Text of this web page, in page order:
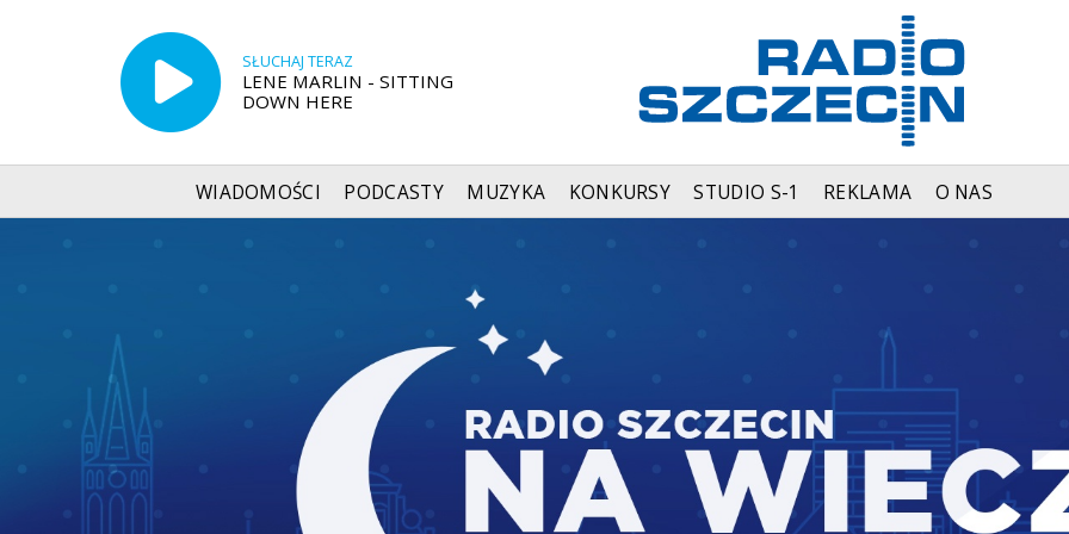
SŁUCHAJ TERAZ
LENE MARLIN - SITTING
DOWN HERE
WIADOMOŚCI PODCASTY MUZYKA KONKURSY STUDIO S-1 REKLAMA O NAS